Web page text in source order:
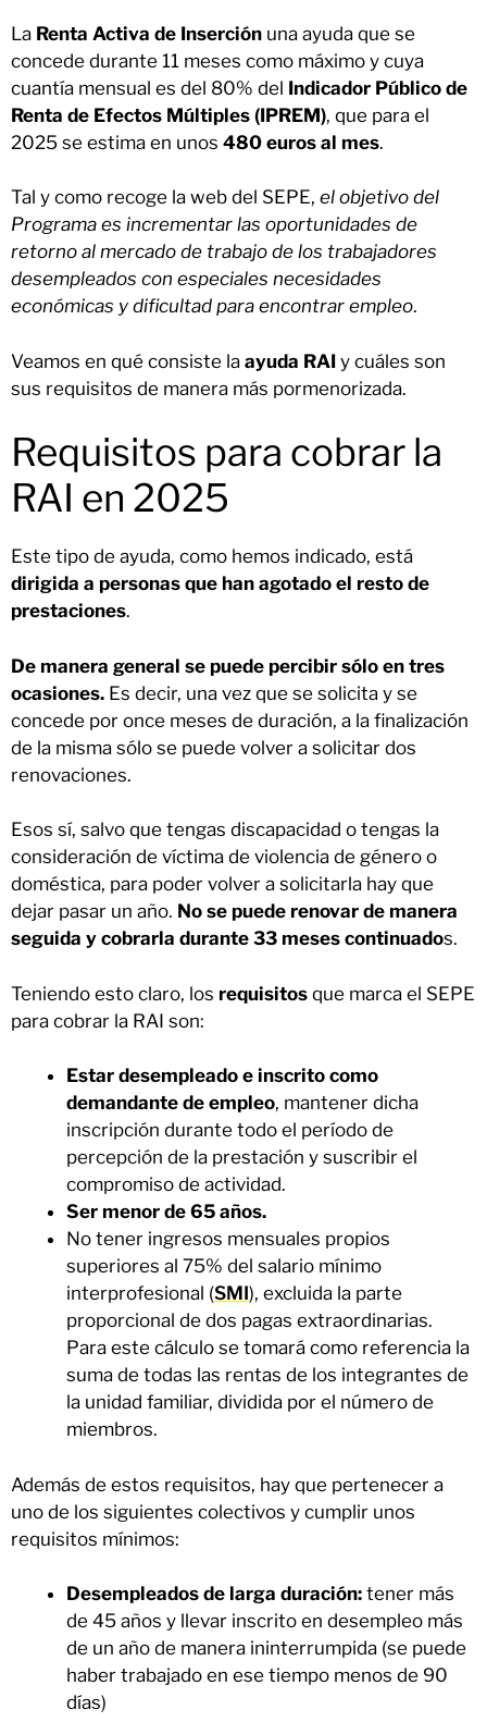
La Renta Activa de Inserción una ayuda que se
concede durante 11 meses como máximo y cuya
cuantía mensual es del 80% del Indicador Público de
Renta de Efectos Múltiples (IPREM), que para el
2025 se estima en unos 480 euros al mes.
Tal y como recoge la web del SEPE, el objetivo del
Programa es incrementar las oportunidades de
retorno al mercado de trabajo de los trabajadores
desempleados con especiales necesidades
económicas y dificultad para encontrar empleo.
Veamos en qué consiste la ayuda RAI y cuáles son
sus requisitos de manera más pormenorizada.
Requisitos para cobrar la
RAI en 2025
Este tipo de ayuda, como hemos indicado, está
dirigida a personas que han agotado el resto de
prestaciones.
De manera general se puede percibir sólo en tres
ocasiones. Es decir, una vez que se solicita y se
concede por once meses de duración, a la finalización
de la misma sólo se puede volver a solicitar dos
renovaciones.
Esos sí, salvo que tengas discapacidad o tengas la
consideración de víctima de violencia de género o
doméstica, para poder volver a solicitarla hay que
dejar pasar un año. No se puede renovar de manera
seguida y cobrarla durante 33 meses continuados.
Teniendo esto claro, los requisitos que marca el SEPE
para cobrar la RAI son:
Estar desempleado e inscrito como
demandante de empleo, mantener dicha
inscripción durante todo el período de
percepción de la prestación y suscribir el
compromiso de actividad.
Ser menor de 65 años.
No tener ingresos mensuales propios
superiores al 75% del salario mínimo
interprofesional (SMI), excluida la parte
proporcional de dos pagas extraordinarias.
Para este cálculo se tomará como referencia la
suma de todas las rentas de los integrantes de
la unidad familiar, dividida por el número de
miembros.
Además de estos requisitos, hay que pertenecer a
uno de los siguientes colectivos y cumplir unos
requisitos mínimos:
Desempleados de larga duración: tener más
de 45 años y llevar inscrito en desempleo más
de un año de manera ininterrumpida (se puede
haber trabajado en ese tiempo menos de 90
días)